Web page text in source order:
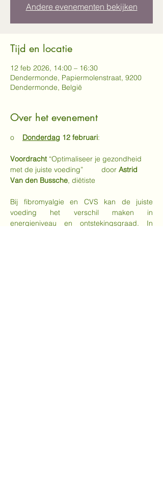
Andere evenementen bekijken
Tijd en locatie
12 feb 2026, 14:00 – 16:30
Dendermonde, Papiermolenstraat, 9200
Dendermonde, België
Over het evenement
o Donderdag 12 februari:
Voordracht “Optimaliseer je gezondheid
met de juiste voeding”         door Astrid
Van den Bussche, diëtiste
Bij fibromyalgie en CVS kan de juiste
voeding het verschil maken in
energieniveau en ontstekingsgraad. In